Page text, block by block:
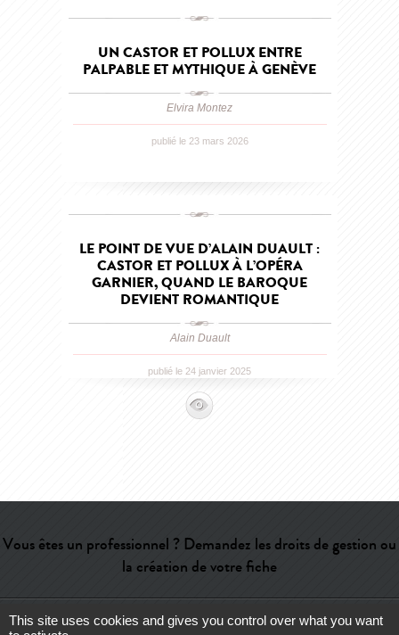
UN CASTOR ET POLLUX ENTRE
PALPABLE ET MYTHIQUE À GENÈVE
Elvira Montez
publié le 23 mars 2026
LE POINT DE VUE D’ALAIN DUAULT :
CASTOR ET POLLUX À L’OPÉRA
GARNIER, QUAND LE BAROQUE
DEVIENT ROMANTIQUE
Alain Duault
publié le 24 janvier 2025
Vous êtes un professionnel ? Demandez les droits de gestion ou
la création de votre fiche
Aide-Contact-Admin-Lexique-CGU-Qui sommes-nous ?-
This site uses cookies and gives you control over what you want